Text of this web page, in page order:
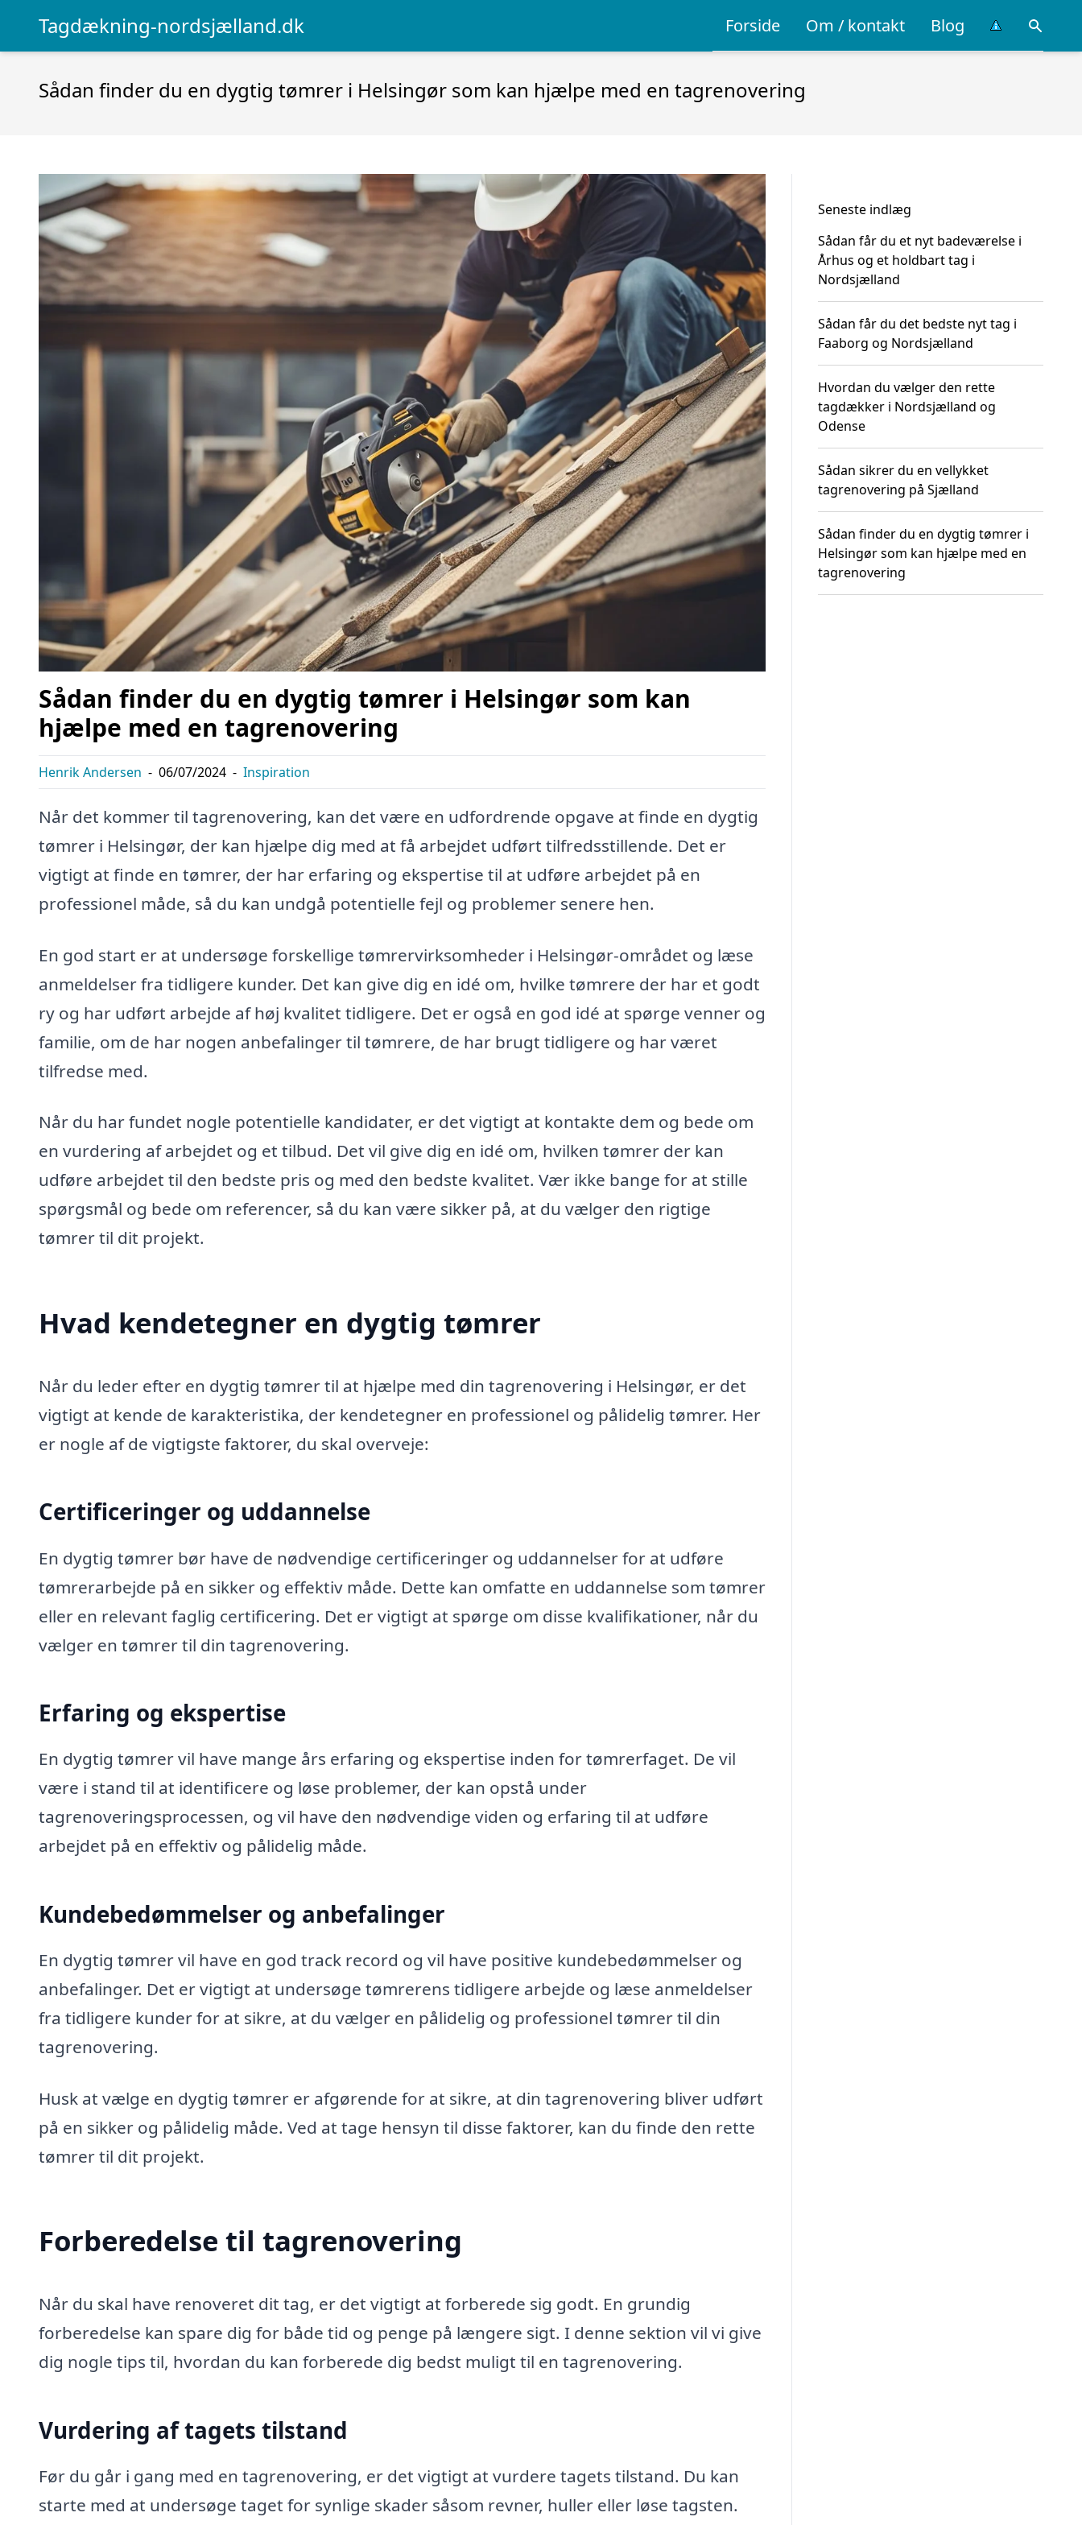
Tagdækning-nordsjælland.dk Forside Om / kontakt Blog
Sådan finder du en dygtig tømrer i Helsingør som kan hjælpe med en tagrenovering
Sådan finder du en dygtig tømrer i Helsingør som kan
hjælpe med en tagrenovering
Henrik Andersen - 06/07/2024 - Inspiration
Når det kommer til tagrenovering, kan det være en udfordrende opgave at finde en dygtig
tømrer i Helsingør, der kan hjælpe dig med at få arbejdet udført tilfredsstillende. Det er
vigtigt at finde en tømrer, der har erfaring og ekspertise til at udføre arbejdet på en
professionel måde, så du kan undgå potentielle fejl og problemer senere hen.
En god start er at undersøge forskellige tømrervirksomheder i Helsingør-området og læse
anmeldelser fra tidligere kunder. Det kan give dig en idé om, hvilke tømrere der har et godt
ry og har udført arbejde af høj kvalitet tidligere. Det er også en god idé at spørge venner og
familie, om de har nogen anbefalinger til tømrere, de har brugt tidligere og har været
tilfredse med.
Når du har fundet nogle potentielle kandidater, er det vigtigt at kontakte dem og bede om
en vurdering af arbejdet og et tilbud. Det vil give dig en idé om, hvilken tømrer der kan
udføre arbejdet til den bedste pris og med den bedste kvalitet. Vær ikke bange for at stille
spørgsmål og bede om referencer, så du kan være sikker på, at du vælger den rigtige
tømrer til dit projekt.
Hvad kendetegner en dygtig tømrer
Når du leder efter en dygtig tømrer til at hjælpe med din tagrenovering i Helsingør, er det
vigtigt at kende de karakteristika, der kendetegner en professionel og pålidelig tømrer. Her
er nogle af de vigtigste faktorer, du skal overveje:
Certificeringer og uddannelse
En dygtig tømrer bør have de nødvendige certificeringer og uddannelser for at udføre
tømrerarbejde på en sikker og effektiv måde. Dette kan omfatte en uddannelse som tømrer
eller en relevant faglig certificering. Det er vigtigt at spørge om disse kvalifikationer, når du
vælger en tømrer til din tagrenovering.
Erfaring og ekspertise
En dygtig tømrer vil have mange års erfaring og ekspertise inden for tømrerfaget. De vil
være i stand til at identificere og løse problemer, der kan opstå under
tagrenoveringsprocessen, og vil have den nødvendige viden og erfaring til at udføre
arbejdet på en effektiv og pålidelig måde.
Kundebedømmelser og anbefalinger
En dygtig tømrer vil have en god track record og vil have positive kundebedømmelser og
anbefalinger. Det er vigtigt at undersøge tømrerens tidligere arbejde og læse anmeldelser
fra tidligere kunder for at sikre, at du vælger en pålidelig og professionel tømrer til din
tagrenovering.
Husk at vælge en dygtig tømrer er afgørende for at sikre, at din tagrenovering bliver udført
på en sikker og pålidelig måde. Ved at tage hensyn til disse faktorer, kan du finde den rette
tømrer til dit projekt.
Forberedelse til tagrenovering
Når du skal have renoveret dit tag, er det vigtigt at forberede sig godt. En grundig
forberedelse kan spare dig for både tid og penge på længere sigt. I denne sektion vil vi give
dig nogle tips til, hvordan du kan forberede dig bedst muligt til en tagrenovering.
Vurdering af tagets tilstand
Før du går i gang med en tagrenovering, er det vigtigt at vurdere tagets tilstand. Du kan
starte med at undersøge taget for synlige skader såsom revner, huller eller løse tagsten.
Seneste indlæg
Sådan får du et nyt badeværelse i
Århus og et holdbart tag i
Nordsjælland
Sådan får du det bedste nyt tag i
Faaborg og Nordsjælland
Hvordan du vælger den rette
tagdækker i Nordsjælland og
Odense
Sådan sikrer du en vellykket
tagrenovering på Sjælland
Sådan finder du en dygtig tømrer i
Helsingør som kan hjælpe med en
tagrenovering